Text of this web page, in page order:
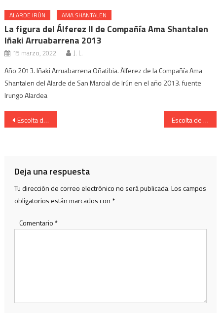
ALARDE IRÚN AMA SHANTALEN
La figura del Álferez ll de Compañía Ama Shantalen
Iñaki Arruabarrena 2013
15 marzo, 2022 J. L.
Año 2013. Iñaki Arruabarrena Oñatibia. Álferez de la Compañía Ama
Shantalen del Alarde de San Marcial de Irún en el año 2013. fuente
Irungo Alardea
Navegación
Escolta de Caballería. Cantinera Naikari Fernández presentación 2011. Escolta de Caballería Cantinera Naikari Fernández Revista de Armas 2011
Deja una respuesta
Tu dirección de correo electrónico no será publicada.Los campos
obligatorios están marcados con *
Comentario *